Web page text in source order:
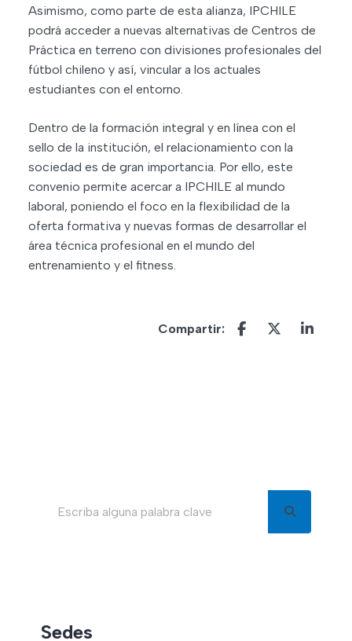
Asimismo, como parte de esta alianza, IPCHILE
podrá acceder a nuevas alternativas de Centros de
Práctica en terreno con divisiones profesionales del
fútbol chileno y así, vincular a los actuales
estudiantes con el entorno.
Dentro de la formación integral y en línea con el
sello de la institución, el relacionamiento con la
sociedad es de gran importancia. Por ello, este
convenio permite acercar a IPCHILE al mundo
laboral, poniendo el foco en la flexibilidad de la
oferta formativa y nuevas formas de desarrollar el
área técnica profesional en el mundo del
entrenamiento y el fitness.
Compartir:
Buscar en el blog
Sedes